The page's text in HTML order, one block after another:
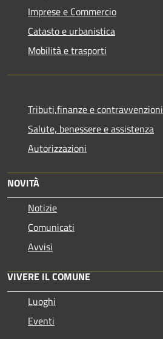
Imprese e Commercio
Catasto e urbanistica
Mobilità e trasporti
Tributi,finanze e contravvenzioni
Salute, benessere e assistenza
Autorizzazioni
NOVITÀ
Notizie
Comunicati
Avvisi
VIVERE IL COMUNE
Luoghi
Eventi